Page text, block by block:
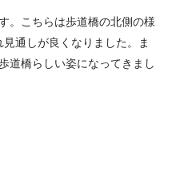
。こちらは歩道橋の北側の様
通しが良くなりました。ま
道橋らしい姿になってきまし